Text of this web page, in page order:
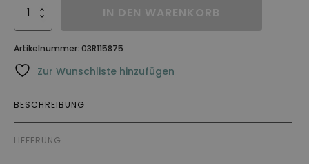
Blus
Giulia
Menge
IN DEN WARENKORB
Artikelnummer: 03R115875
Zur Wunschliste hinzufügen
BESCHREIBUNG
LIEFERUNG